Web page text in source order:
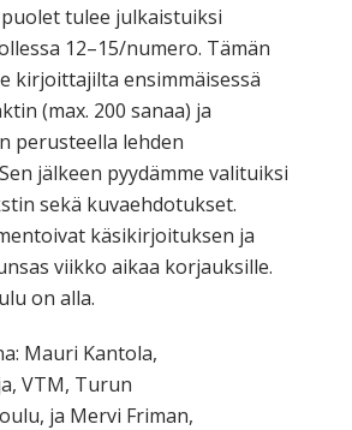
tulee julkaistuiksi
12–15/numero. Tämän
kirjoittajilta ensimmäisessä
(max. 200 sanaa) ja
perusteella lehden
jälkeen pyydämme valituiksi
sekä kuvaehdotukset.
käsikirjoituksen ja
viikko aikaa korjauksille.
on alla.
Mauri Kantola,
VTM, Turun
ja Mervi Friman,